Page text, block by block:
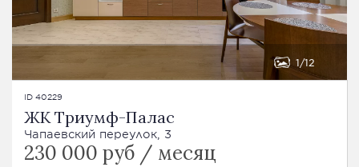
1 12
ID 40229
ЖК Триумф-Палас
Чапаевский переулок, 3
230 000 руб / месяц